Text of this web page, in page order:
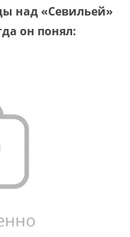
над «Севильей»
он понял: